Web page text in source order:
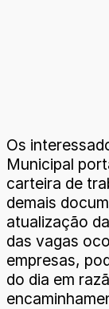
Os
Municipal
carteira de
demais
atualização
das vagas
empresas,
do dia em